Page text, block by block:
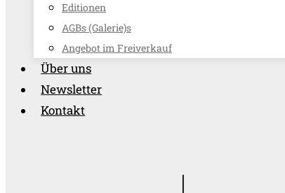
Editionen
AGBs (Galerie)s
Angebot im Freiverkauf
Über uns
Newsletter
Kontakt